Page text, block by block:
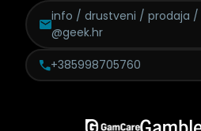
info / drustveni / prodaja /
@geek.hr
+385998705760